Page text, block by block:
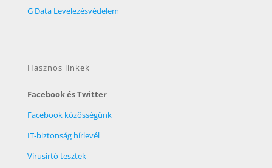
G Data Levelezésvédelem
Hasznos linkek
Facebook és Twitter
Facebook közösségünk
IT-biztonság hírlevél
Vírusirtó tesztek